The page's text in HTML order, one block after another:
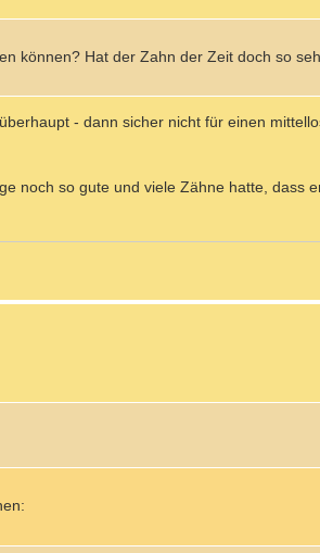
können? Hat der Zahn der Zeit doch so
- dann sicher nicht für einen
noch so gute und viele Zähne hatte, dass